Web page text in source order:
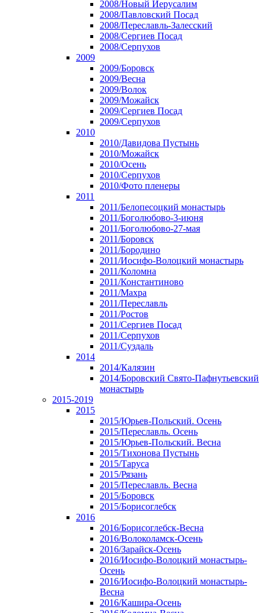
2008/Новый Иерусалим
2008/Павловский Посад
2008/Переславль-Залесский
2008/Сергиев Посад
2008/Серпухов
2009
2009/Боровск
2009/Весна
2009/Волок
2009/Можайск
2009/Сергиев Посад
2009/Серпухов
2010
2010/Давидова Пустынь
2010/Можайск
2010/Осень
2010/Серпухов
2010/Фото пленеры
2011
2011/Белопесоцкий монастырь
2011/Боголюбово-3-июня
2011/Боголюбово-27-мая
2011/Боровск
2011/Бородино
2011/Иосифо-Волоцкий монастырь
2011/Коломна
2011/Константиново
2011/Махра
2011/Переславль
2011/Ростов
2011/Сергиев Посад
2011/Серпухов
2011/Суздаль
2014
2014/Калязин
2014/Боровский Свято-Пафнутьевский
монастырь
2015-2019
2015
2015/Юрьев-Польский. Осень
2015/Переславль. Осень
2015/Юрьев-Польский. Весна
2015/Тихонова Пустынь
2015/Таруса
2015/Рязань
2015/Переславль. Весна
2015/Боровск
2015/Борисоглебск
2016
2016/Борисоглебск-Весна
2016/Волоколамск-Осень
2016/Зарайск-Осень
2016/Иосифо-Волоцкий монастырь-
Осень
2016/Иосифо-Волоцкий монастырь-
Весна
2016/Кашира-Осень